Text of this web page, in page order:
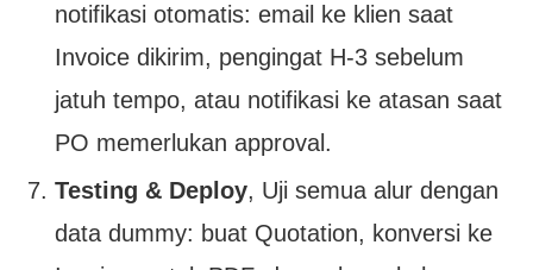
notifikasi otomatis: email ke klien saat
Invoice dikirim, pengingat H-3 sebelum
jatuh tempo, atau notifikasi ke atasan saat
PO memerlukan approval.
Testing & Deploy, Uji semua alur dengan
data dummy: buat Quotation, konversi ke